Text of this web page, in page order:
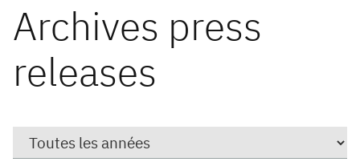
Archives press
releases